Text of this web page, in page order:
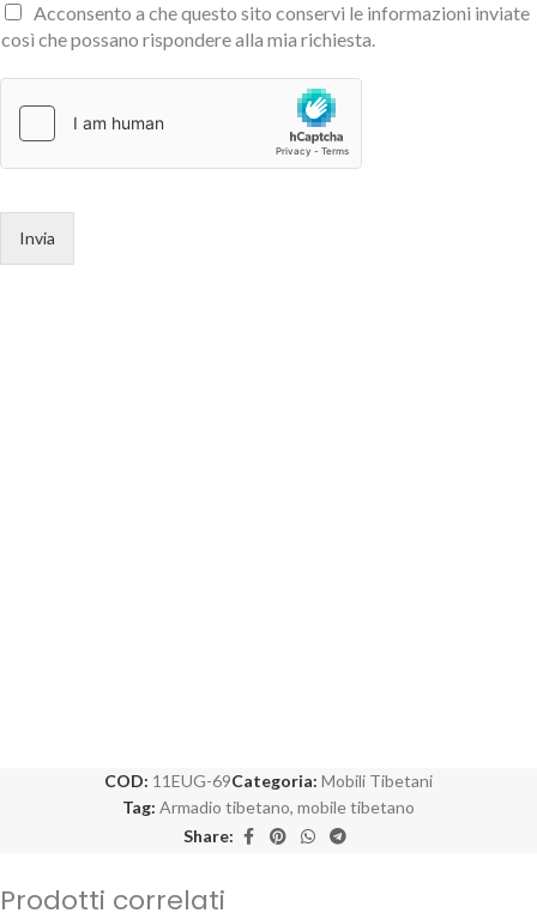
Acconsento a che questo sito conservi le informazioni inviate
così che possano rispondere alla mia richiesta.
Invia
COD: 11EUG-69Categoria: Mobili Tibetani
Tag: Armadio tibetano, mobile tibetano
Share:
Prodotti correlati